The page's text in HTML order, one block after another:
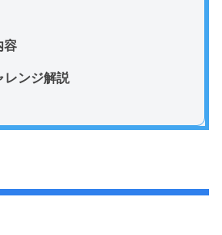
容
レンジ解説